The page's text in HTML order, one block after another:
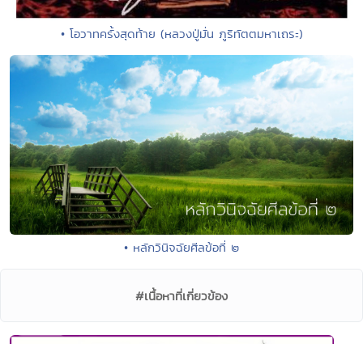
• โอวาทครั้งสุดท้าย (หลวงปู่มั่น ภูริทัตตมหาเถระ)
• หลักวินิจฉัยศีลข้อที่ ๒
#เนื้อหาที่เกี่ยวข้อง